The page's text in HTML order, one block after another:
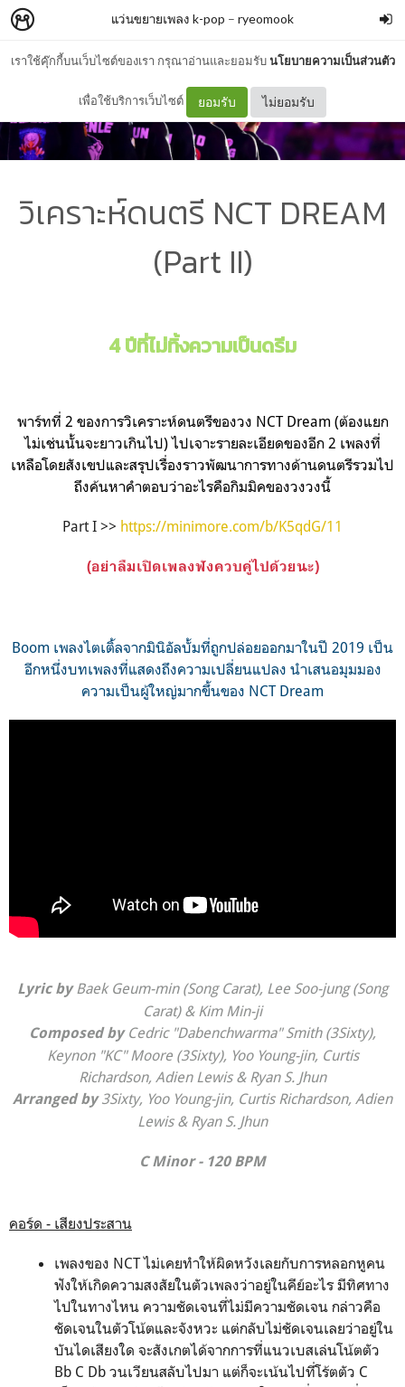
เราใช้คุ๊กกี้บนเว็บไซต์ของเรา กรุณาอ่านและยอมรับนโยบายความเป็นส่วนตัว
เพื่อใช้บริการเว็บไซต์ ยอมรับ ไม่ยอมรับ
แว่นขยายเพลง k-pop – ryeomook
วิเคราะห์ดนตรี NCT DREAM
(Part II)
4 ปีที่ไม่ทิ้งความเป็นดรีม
พาร์ทที่ 2 ของการวิเคราะห์ดนตรีของวง NCT Dream (ต้องแยก
ไม่เช่นนั้นจะยาวเกินไป) ไปเจาะรายละเอียดของอีก 2 เพลงที่
เหลือโดยสังเขปและสรุปเรื่องราวพัฒนาการทางด้านดนตรีรวมไป
ถึงค้นหาคำตอบว่าอะไรคือกิมมิคของวงวงนี้
Part I >> https://minimore.com/b/K5qdG/11
(อย่าลืมเปิดเพลงฟังควบคู่ไปด้วยนะ)
Boom เพลงไตเติ้ลจากมินิอัลบั้มที่ถูกปล่อยออกมาในปี 2019 เป็น
อีกหนึ่งบทเพลงที่แสดงถึงความเปลี่ยนแปลง นำเสนอมุมมอง
ความเป็นผู้ใหญ่มากขึ้นของ NCT Dream
Lyric byBaek Geum-min (Song Carat), Lee Soo-jung (Song
Carat) & Kim Min-ji
Composed byCedric "Dabenchwarma" Smith (3Sixty),
Keynon "KC" Moore (3Sixty), Yoo Young-jin, Curtis
Richardson, Adien Lewis & Ryan S. Jhun
Arranged by3Sixty, Yoo Young-jin, Curtis Richardson, Adien
Lewis & Ryan S. Jhun
C Minor - 120 BPM
คอร์ด - เสียงประสาน
เพลงของ NCT ไม่เคยทำให้ผิดหวังเลยกับการหลอกหูคน
ฟังให้เกิดความสงสัยในตัวเพลงว่าอยู่ในคีย์อะไร มีทิศทาง
ไปในทางไหน ความชัดเจนที่ไม่มีความชัดเจน กล่าวคือ
ชัดเจนในตัวโน้ตและจังหวะ แต่กลับไม่ชัดเจนเลยว่าอยู่ใน
บันไดเสียงใด จะสังเกตได้จากการที่แนวเบสเล่นโน้ตตัว
Bb C Db วนเวียนสลับไปมา แต่ก็จะเน้นไปที่โร้ตตัว C